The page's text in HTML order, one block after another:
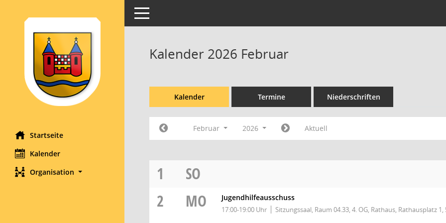
Startseite
Kalender
Organisation
Toggle navigation
Kalender 2026 Februar
Kalender Termine Niederschriften
Februar 2026 Aktuell
1
SO
2
MO Jugendhilfeausschuss
17:00-19:00 Uhr Sitzungssaal, Raum 04.33, 4. OG, Rathaus, Rathausplatz 1,